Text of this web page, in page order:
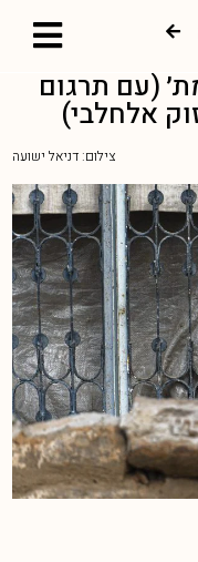
(עם תרגום
אלחלבי)
צילום: דניאל ישועה